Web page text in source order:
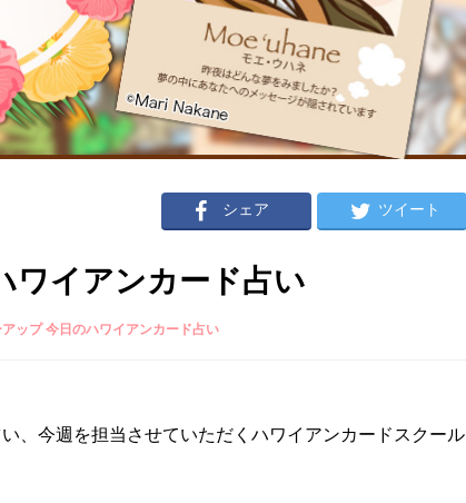
シェア ツイート
ワイアンカード占い
ップ 今日のハワイアンカード占い
、今週を担当させていただくハワイアンカードスクール